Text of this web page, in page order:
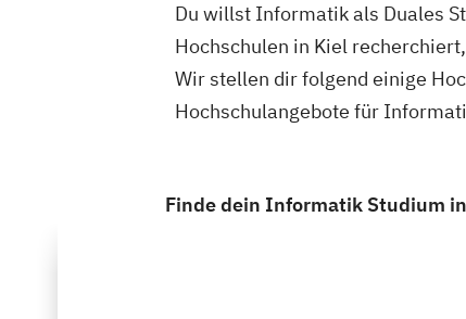
Du willst Informatik als Duales
Hochschulen in Kiel
Wir stellen dir folgend einige
Hochschulangebote für
Finde dein Informatik Studium